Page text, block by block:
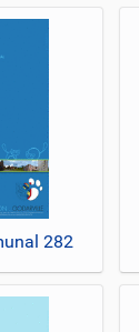
282